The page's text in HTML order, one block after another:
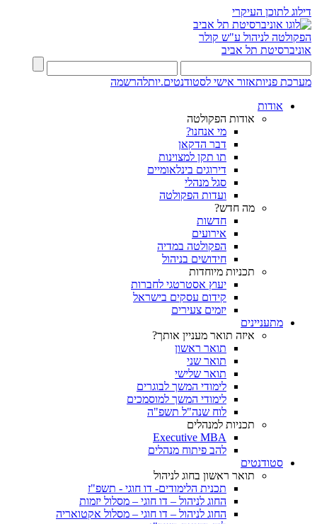
דילוג לתוכן העיקרי
הפקולטה לניהול ע"ש קולר
אוניברסיטת תל אביב
מערכת פניותאזור אישי לסטודנטים.יותלהרשמה
אודות
אודות הפקולטה
מי אנחנו?
דבר הדקאן
תו תקן למצוינות
דירוגים בינלאומיים
סגל מנהלי
ועדות הפקולטה
מה חדש?
חדשות
אירועים
הפקולטה במדיה
חידושים בניהול
תכניות מיוחדות
יעוץ אסטרטגי לחברות
קידום עסקים בישראל
יזמים צעירים
מתעניינים
איזה תואר מעניין אותך?
תואר ראשון
תואר שני
תואר שלישי
לימודי המשך לבוגרים
לימודי המשך למוסמכים
לוח שנה"ל תשפ"ה
תכניות למנהלים
Executive MBA
להב פיתוח מנהלים
סטודנטים
תואר ראשון בחוג לניהול
תכנית הלימודים- דו חוגי - תשפ"ז
החוג לניהול – דו חוגי – מסלול יזמות
החוג לניהול – דו חוגי – מסלול אקטואריה